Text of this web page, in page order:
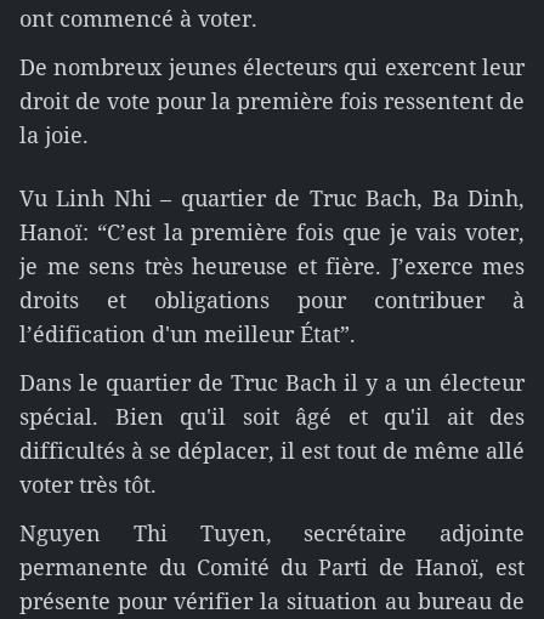
ont commencé à voter.
De nombreux jeunes électeurs qui exercent leur
droit de vote pour la première fois ressentent de
la joie.
Vu Linh Nhi – quartier de Truc Bach, Ba Dinh,
Hanoï: “C’est la première fois que je vais voter,
je me sens très heureuse et fière. J’exerce mes
droits et obligations pour contribuer à
l’édification d'un meilleur État”.
Dans le quartier de Truc Bach il y a un électeur
spécial. Bien qu'il soit âgé et qu'il ait des
difficultés à se déplacer, il est tout de même allé
voter très tôt.
Nguyen Thi Tuyen, secrétaire adjointe
permanente du Comité du Parti de Hanoï, est
présente pour vérifier la situation au bureau de